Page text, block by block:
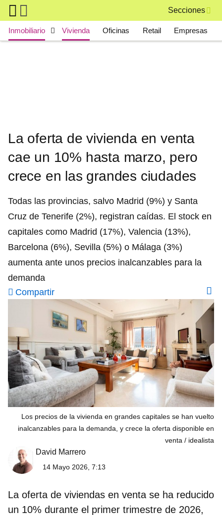
Skip to main content
Secciones
Main navigation
Inmobiliario Vivienda Oficinas Retail Empresas
La oferta de vivienda en venta
cae un 10% hasta marzo, pero
crece en las grandes ciudades
Todas las provincias, salvo Madrid (9%) y Santa
Cruz de Tenerife (2%), registran caídas. El stock en
capitales como Madrid (17%), Valencia (13%),
Barcelona (6%), Sevilla (5%) o Málaga (3%)
aumenta ante unos precios inalcanzables para la
demanda
Compartir
Los precios de la vivienda en grandes capitales se han vuelto
inalcanzables para la demanda, y crece la oferta disponible en
venta
idealista
David Marrero
14 Mayo 2026, 7:13
La oferta de viviendas en venta se ha reducido
un 10% durante el primer trimestre de 2026,